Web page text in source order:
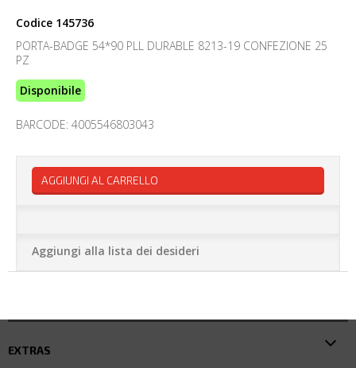
Codice 145736
PORTA-BADGE 54*90 PLL DURABLE 8213-19 CONFEZIONE 25
PZ
Disponibile
BARCODE: 4005546803043
AGGIUNGI AL CARRELLO
Aggiungi alla lista dei desideri
EXTRAS